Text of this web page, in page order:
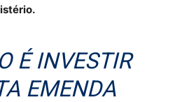
É INVESTIR
EMENDA